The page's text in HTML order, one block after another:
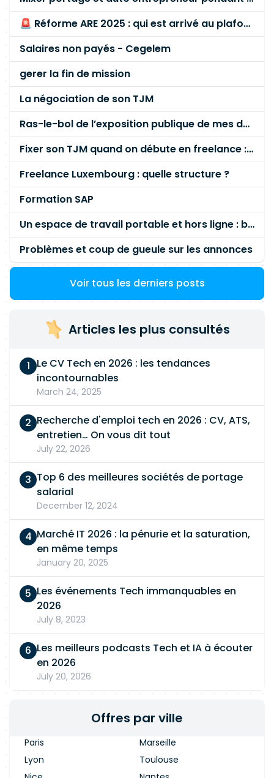
🚨 Réforme ARE 2025 : qui est arrivé au plafond des 60 % en gardant son entreprise ?
Salaires non payés - Cegelem
gerer la fin de mission
La négociation de son TJM
Ras-le-bol de l’exposition publique de mes données personnelles liées à mon entreprise
Fixer son TJM quand on débute en freelance : la méthode mathématique (et pas au feeling) 🛑
Freelance Luxembourg : quelle structure ?
Formation SAP
Un espace de travail portable et hors ligne : besoin réel ou fausse bonne idée ?
Problèmes et coup de gueule sur les annonces
Voir tous les derniers posts
Articles les plus consultés
Le CV Tech en 2026 : les tendances
incontournables
March 24, 2025
Recherche d'emploi tech en 2026 : CV, ATS,
entretien… On vous dit tout
July 22, 2026
Top 6 des meilleures sociétés de portage
salarial
December 12, 2024
Marché IT 2026 : la pénurie et la saturation,
en même temps
January 20, 2025
Les événements Tech immanquables en
2026
July 8, 2023
Les meilleurs podcasts Tech et IA à écouter
en 2026
July 20, 2026
Offres par ville
Paris
Marseille
Lyon
Toulouse